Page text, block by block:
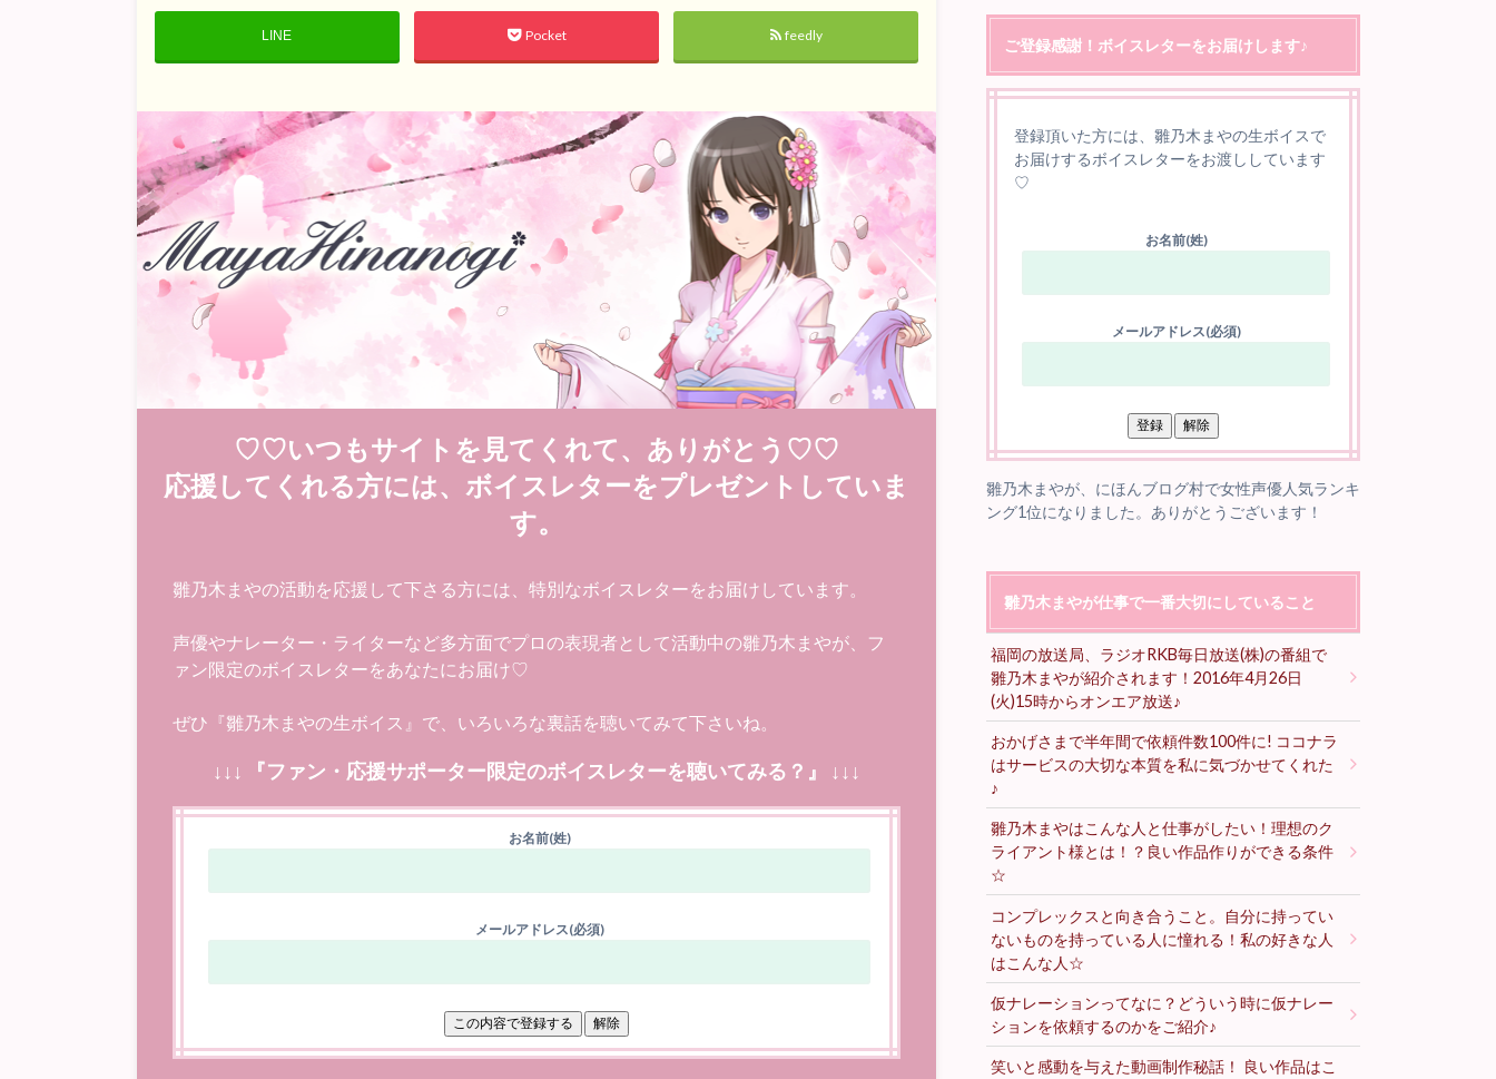
LINE Pocket feedly
♡♡いつもサイトを見てくれて、ありがとう♡♡
応援してくれる方には、ボイスレターをプレゼントしていま
す。
雛乃木まやの活動を応援して下さる方には、特別なボイスレターをお届けしています。
声優やナレーター・ライターなど多方面でプロの表現者として活動中の雛乃木まやが、フ
ァン限定のボイスレターをあなたにお届け♡
ぜひ『雛乃木まやの生ボイス』で、いろいろな裏話を聴いてみて下さいね。
↓↓↓ 『ファン・応援サポーター限定のボイスレターを聴いてみる？』 ↓↓↓
お名前(姓)
メールアドレス(必須)
ご登録感謝！ボイスレターをお届けします♪
登録頂いた方には、雛乃木まやの生ボイスで
お届けするボイスレターをお渡ししています
♡
お名前(姓)
メールアドレス(必須)
雛乃木まやが、にほんブログ村で女性声優人気ランキ
ング1位になりました。ありがとうございます！
雛乃木まやが仕事で一番大切にしていること
福岡の放送局、ラジオRKB毎日放送(株)の番組で
雛乃木まやが紹介されます！2016年4月26日
(火)15時からオンエア放送♪
おかげさまで半年間で依頼件数100件に! ココナラ
はサービスの大切な本質を私に気づかせてくれた
♪
雛乃木まやはこんな人と仕事がしたい！理想のク
ライアント様とは！？良い作品作りができる条件
☆
コンプレックスと向き合うこと。自分に持ってい
ないものを持っている人に憧れる！私の好きな人
はこんな人☆
仮ナレーションってなに？どういう時に仮ナレー
ションを依頼するのかをご紹介♪
笑いと感動を与えた動画制作秘話！ 良い作品はこ